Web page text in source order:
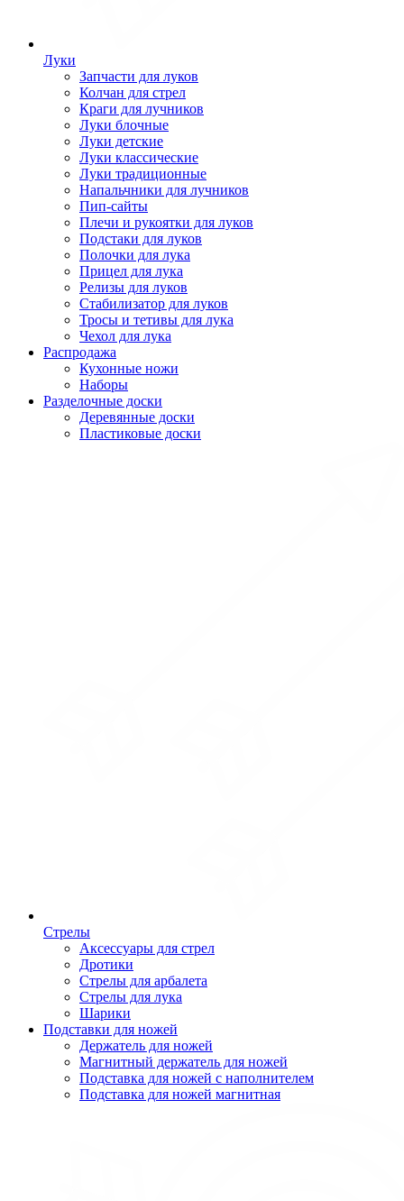
Луки
Запчасти для луков
Колчан для стрел
Краги для лучников
Луки блочные
Луки детские
Луки классические
Луки традиционные
Напальчники для лучников
Пип-сайты
Плечи и рукоятки для луков
Подстаки для луков
Полочки для лука
Прицел для лука
Релизы для луков
Стабилизатор для луков
Тросы и тетивы для лука
Чехол для лука
Распродажа
Кухонные ножи
Наборы
Разделочные доски
Деревянные доски
Пластиковые доски
Стрелы
Аксессуары для стрел
Дротики
Стрелы для арбалета
Стрелы для лука
Шарики
Подставки для ножей
Держатель для ножей
Магнитный держатель для ножей
Подставка для ножей с наполнителем
Подставка для ножей магнитная